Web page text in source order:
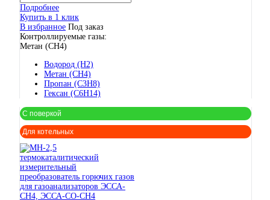
Подробнее
Купить в 1 клик
В избранное Под заказ
Контроллируемые газы:
Метан (CH4)
Водород (H2)
Метан (CH4)
Пропан (C3H8)
Гексан (C6H14)
С поверкой
Для котельных